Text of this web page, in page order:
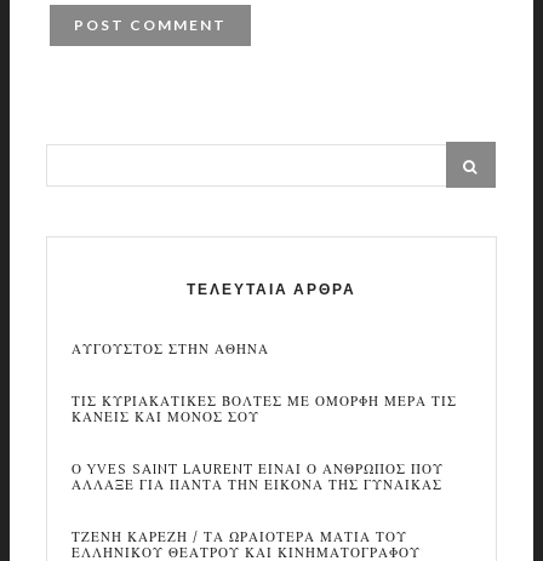
ΤΕΛΕΥΤΑΙΑ ΑΡΘΡΑ
ΑΥΓΟΥΣΤΟΣ ΣΤΗΝ ΑΘΗΝΑ
ΤΙΣ ΚΥΡΙΑΚΑΤΙΚΕΣ ΒΟΛΤΕΣ ΜΕ ΟΜΟΡΦΗ ΜΕΡΑ ΤΙΣ
ΚΑΝΕΙΣ ΚΑΙ ΜΟΝΟΣ ΣΟΥ
Ο YVES SAINT LAURENT ΕΙΝΑΙ Ο ΑΝΘΡΩΠΟΣ ΠΟΥ
ΑΛΛΑΞΕ ΓΙΑ ΠΑΝΤΑ ΤΗΝ ΕΙΚΟΝΑ ΤΗΣ ΓΥΝΑΙΚΑΣ
ΤΖΕΝΗ ΚΑΡΕΖΗ / ΤΑ ΩΡΑΙΟΤΕΡΑ ΜΑΤΙΑ ΤΟΥ
ΕΛΛΗΝΙΚΟΥ ΘΕΑΤΡΟΥ ΚΑΙ ΚΙΝΗΜΑΤΟΓΡΑΦΟΥ